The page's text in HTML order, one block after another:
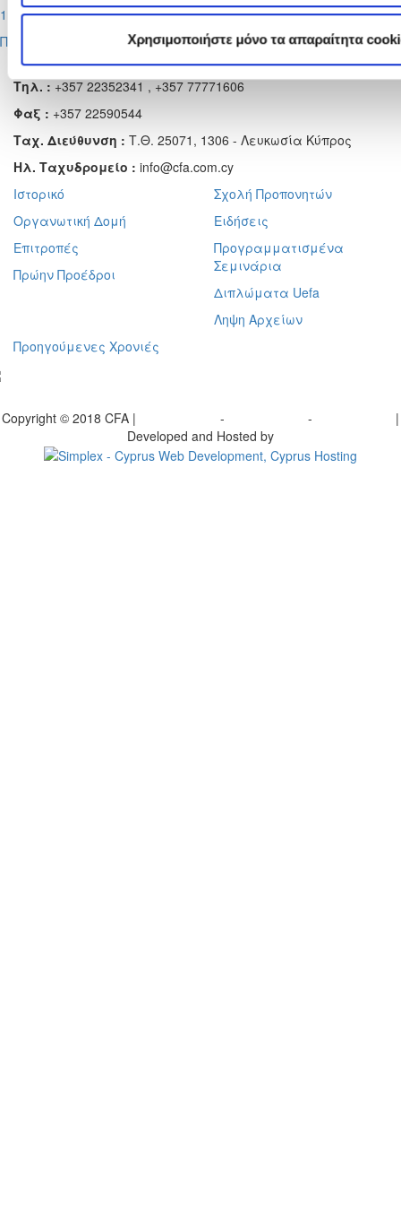
Χρησιμοποιήστε μόνο τα απαραίτητα
1η αγωνιστική
Περισσότερα
Αχαιών 10 2413 - Έγκωμη Λευκωσία Κύπρος
Τηλ. :+357 22352341 , +357 77771606
Φαξ : +357 22590544
Ταχ. Διεύθυνση : Τ.Θ. 25071, 1306 - Λευκωσία Κύπρος
Ηλ. Ταχυδρομείο : info@cfa.com.cy
Ιστορικό
Οργανωτική Δομή
Επιτροπές
Πρώην Προέδροι
Σχολή Προπονητών
Ειδήσεις
Προγραμματισμένα
Σεμινάρια
Διπλώματα Uefa
Ληψη Αρχείων
Προηγούμενες Χρονιές
Copyright © 2018 CFA | - -
|
Developed and Hosted by